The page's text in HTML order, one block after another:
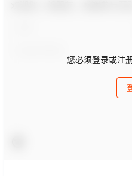
您必须登录或注